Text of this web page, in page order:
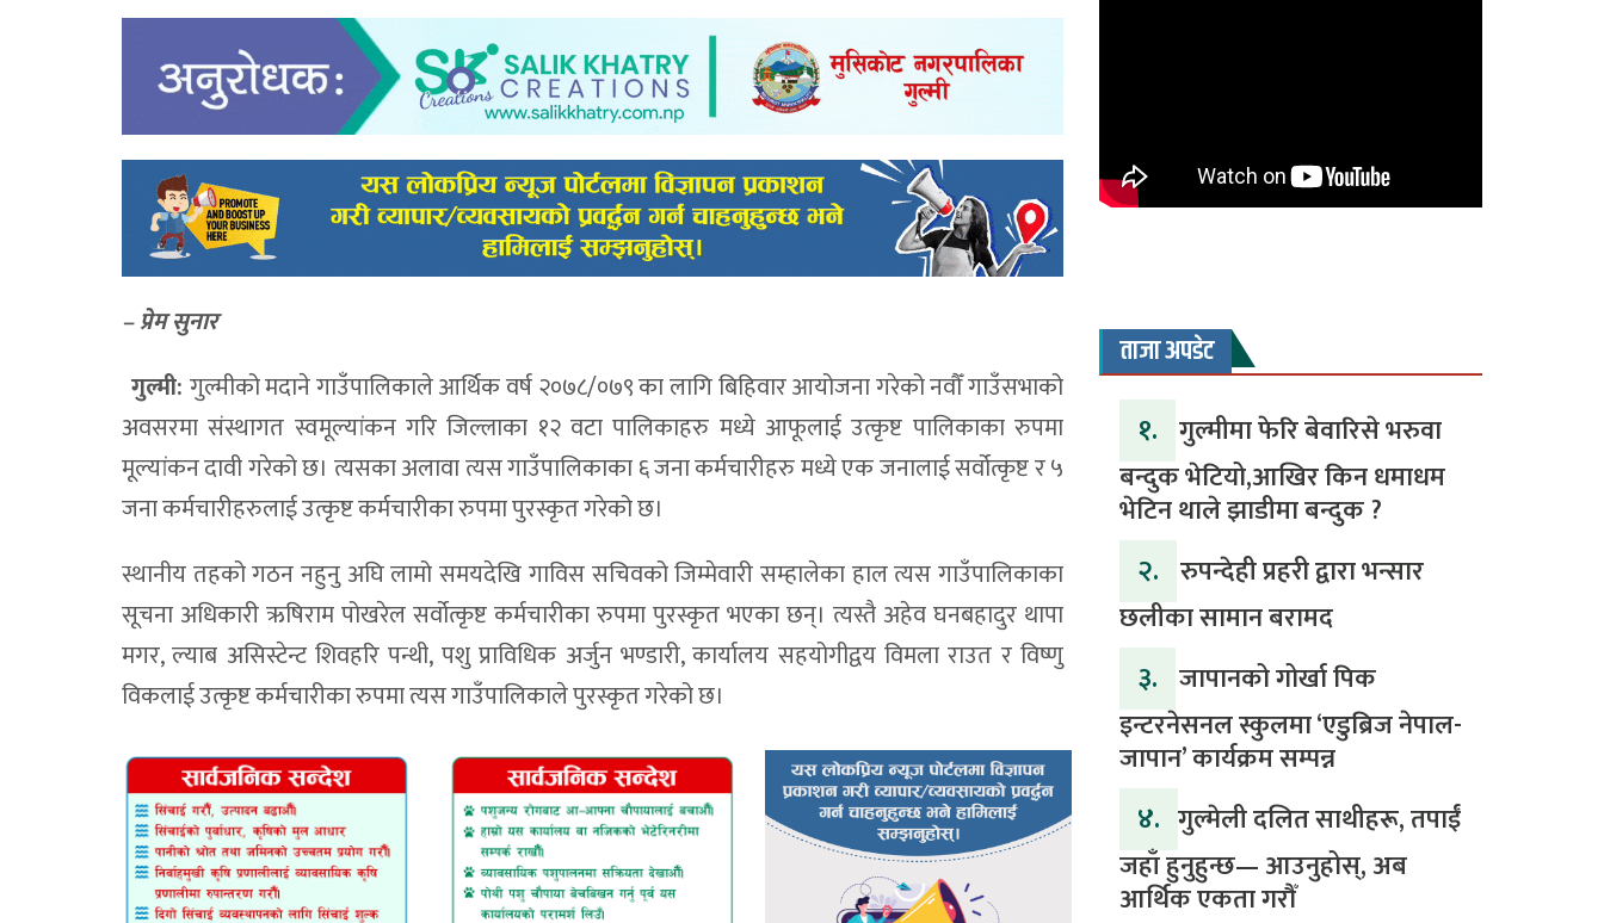
– प्रेम सुनार
गुल्मी: गुल्मीको मदाने गाउँपालिकाले आर्थिक वर्ष २०७८/०७९ का लागि बिहिवार आयोजना गरेको नवौँ गाउँसभाको
अवसरमा संस्थागत स्वमूल्यांकन गरि जिल्लाका १२ वटा पालिकाहरु मध्ये आफूलाई उत्कृष्ट पालिकाका रुपमा
मूल्यांकन दावी गरेको छ। त्यसका अलावा त्यस गाउँपालिकाका ६ जना कर्मचारीहरु मध्ये एक जनालाई सर्वोत्कृष्ट र ५
जना कर्मचारीहरुलाई उत्कृष्ट कर्मचारीका रुपमा पुरस्कृत गरेको छ।
स्थानीय तहको गठन नहुनु अघि लामो समयदेखि गाविस सचिवको जिम्मेवारी सम्हालेका हाल त्यस गाउँपालिकाका
सूचना अधिकारी ऋषिराम पोखरेल सर्वोत्कृष्ट कर्मचारीका रुपमा पुरस्कृत भएका छन्। त्यस्तै अहेव घनबहादुर थापा
मगर, ल्याब असिस्टेन्ट शिवहरि पन्थी, पशु प्राविधिक अर्जुन भण्डारी, कार्यालय सहयोगीद्वय विमला राउत र विष्णु
विकलाई उत्कृष्ट कर्मचारीका रुपमा त्यस गाउँपालिकाले पुरस्कृत गरेको छ।
ताजा अपडेट
१. गुल्मीमा फेरि बेवारिसे भरुवा
बन्दुक भेटियो,आखिर किन धमाधम
भेटिन थाले झाडीमा बन्दुक ?
२. रुपन्देही प्रहरी द्वारा भन्सार
छलीका सामान बरामद
३. जापानको गोर्खा पिक
इन्टरनेसनल स्कुलमा ‘एडुब्रिज नेपाल-
जापान’ कार्यक्रम सम्पन्न
४. ​गुल्मेली दलित साथीहरू, तपाईं
जहाँ हुनुहुन्छ— आउनुहोस्, अब
आर्थिक एकता गरौँ